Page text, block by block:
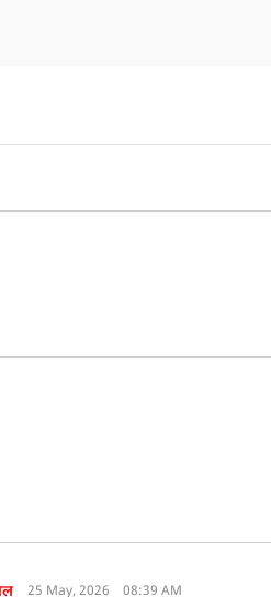
25 May, 2026 08:39 AM